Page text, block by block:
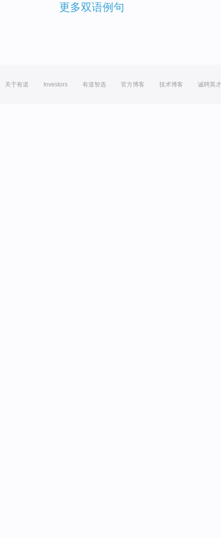
更多双语例句
关于有道 Investors 有道智选 官方博客 技术博客 诚聘英才